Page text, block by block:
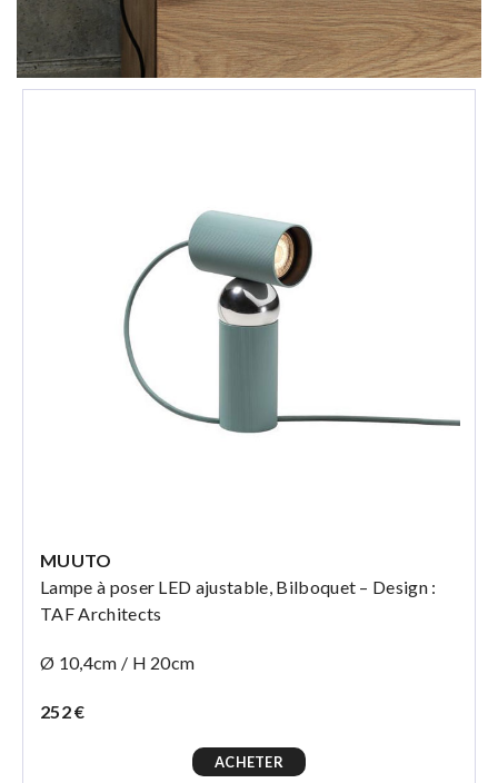
MUUTO
Lampe à poser LED ajustable, Bilboquet – Design :
TAF Architects
Ø 10,4cm / H 20cm
252 €
ACHETER